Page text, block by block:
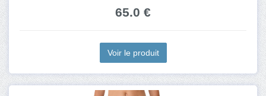
65.0 €
Voir le produit